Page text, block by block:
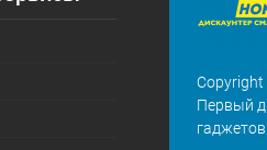
Copyright
Первый